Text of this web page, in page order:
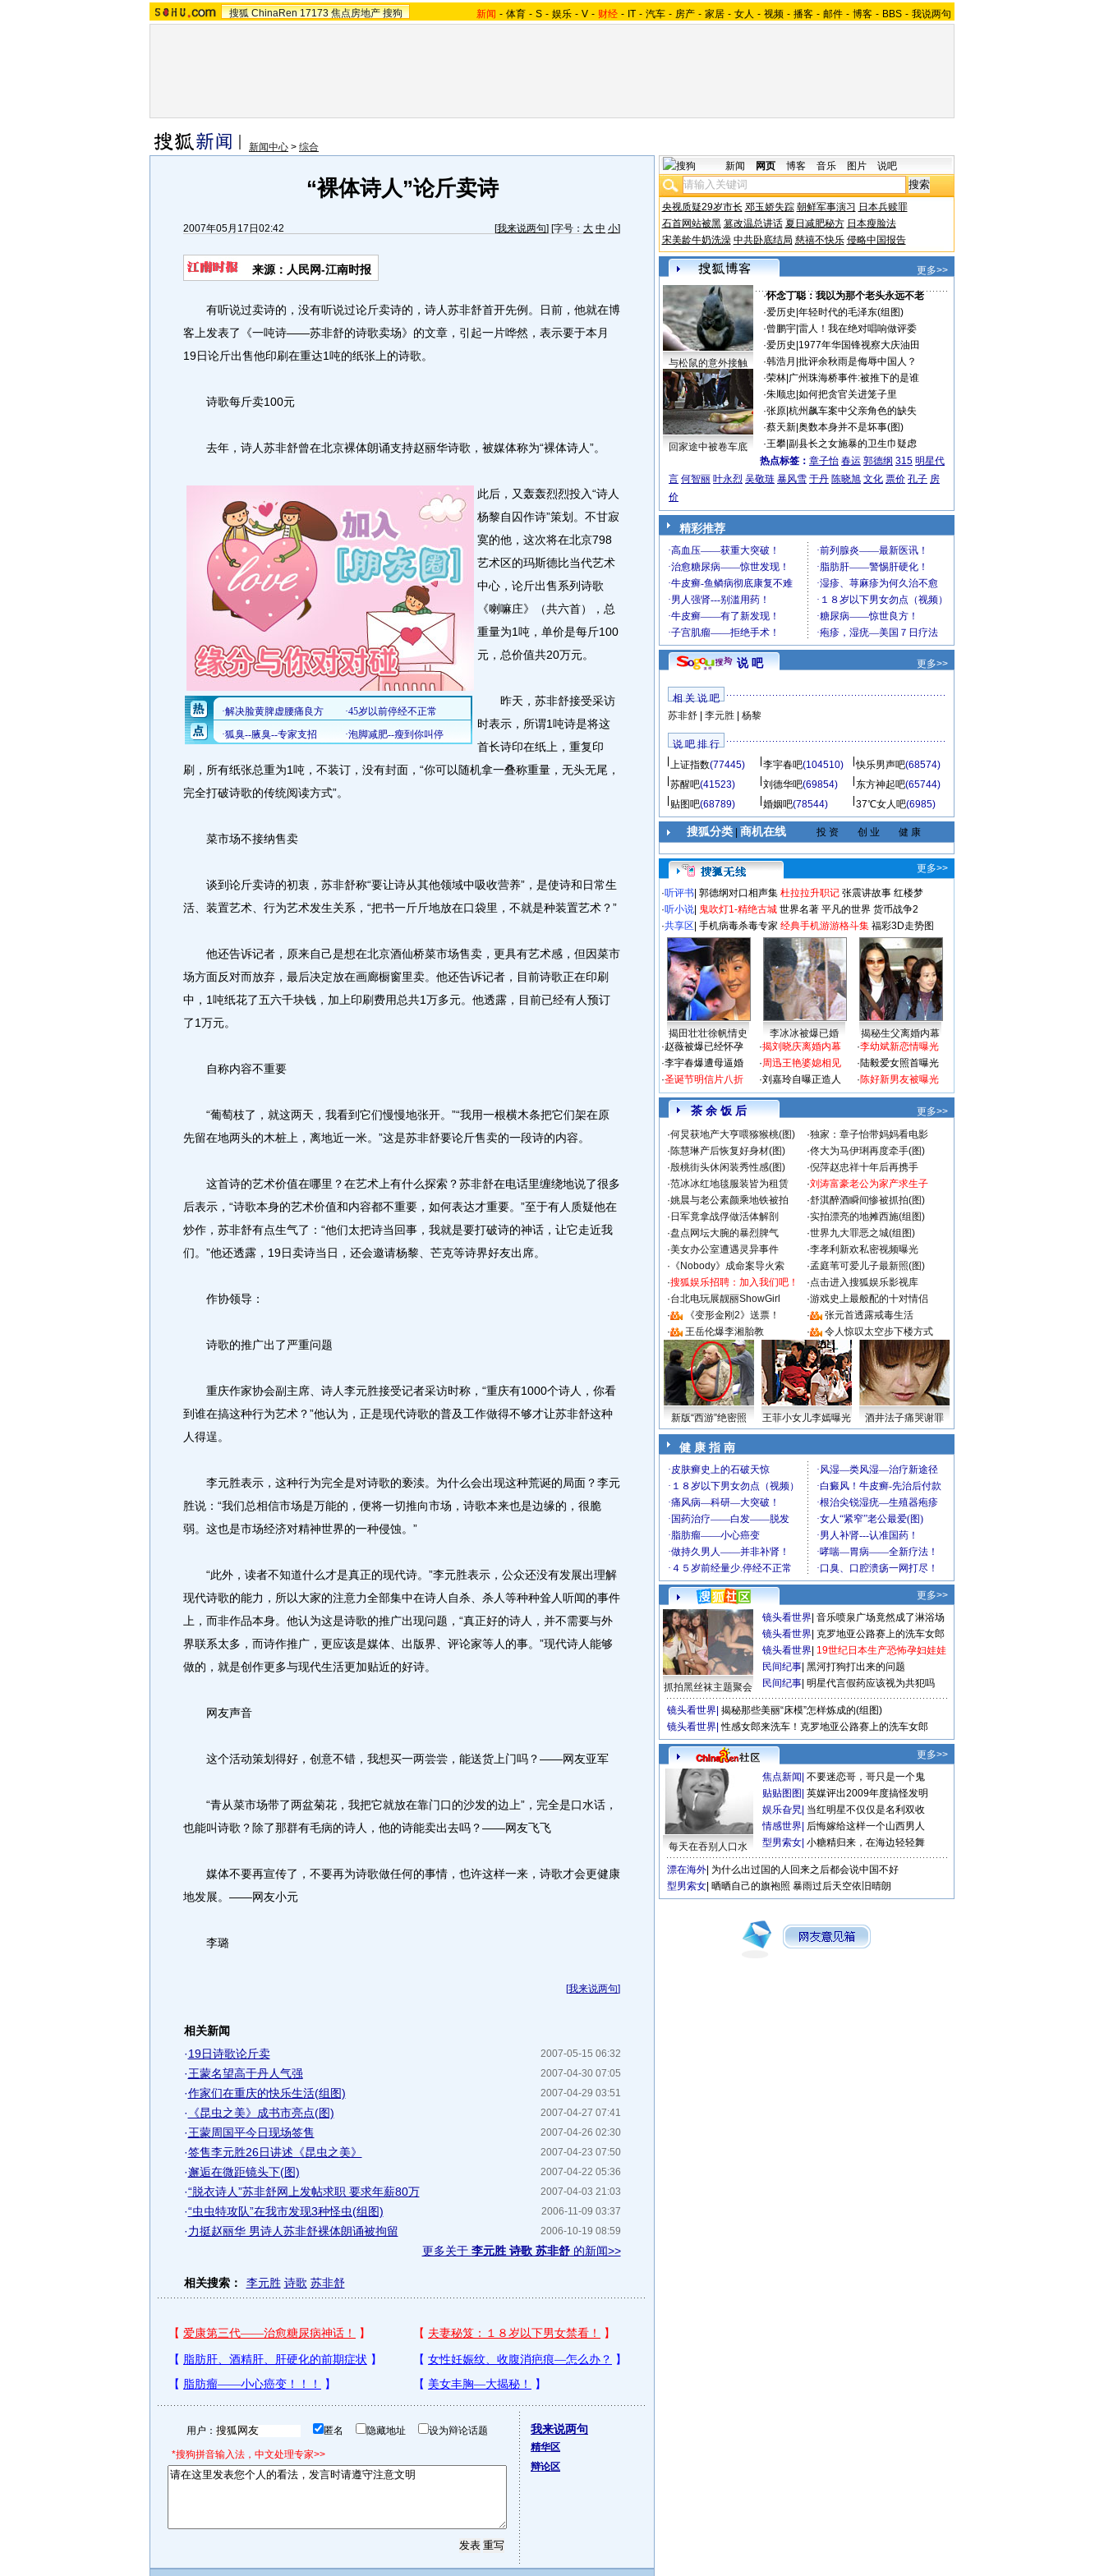
搜狐 ChinaRen 17173 焦点房地产 搜狗 新闻 - 体育 - S - 娱乐 - V - 财经 - IT - 汽车 - 房产 - 家居 - 女人 - 视频 - 播客 - 邮件 - 博客 - BBS - 我说两句
新闻中心 > 综合
“裸体诗人”论斤卖诗
2007年05月17日02:42 [我来说两句] [字号： 大 中 小]
来源：人民网-江南时报
有听说过卖诗的，没有听说过论斤卖诗的，诗人苏非舒首开先例。日前，他就在博
客上发表了《一吨诗——苏非舒的诗歌卖场》的文章，引起一片哗然，表示要于本月
19日论斤出售他印刷在重达1吨的纸张上的诗歌。
诗歌每斤卖100元
去年，诗人苏非舒曾在北京裸体朗诵支持赵丽华诗歌，被媒体称为“裸体诗人”。
此后，又轰轰烈烈投入“诗人
杨黎自囚作诗”策划。不甘寂
寞的他，这次将在北京798
艺术区的玛斯德比当代艺术
中心，论斤出售系列诗歌
《喇嘛庄》（共六首），总
重量为1吨，单价是每斤100
元，总价值共20万元。
昨天，苏非舒接受采访
时表示，所谓1吨诗是将这
首长诗印在纸上，重复印
刷，所有纸张总重为1吨，不装订，没有封面，“你可以随机拿一叠称重量，无头无尾，
完全打破诗歌的传统阅读方式”。
菜市场不接纳售卖
谈到论斤卖诗的初衷，苏非舒称“要让诗从其他领域中吸收营养”，是使诗和日常生
活、装置艺术、行为艺术发生关系，“把书一斤斤地放在口袋里，不就是种装置艺术？”
他还告诉记者，原来自己是想在北京酒仙桥菜市场售卖，更具有艺术感，但因菜市
场方面反对而放弃，最后决定放在画廊橱窗里卖。他还告诉记者，目前诗歌正在印刷
中，1吨纸花了五六千块钱，加上印刷费用总共1万多元。他透露，目前已经有人预订
了1万元。
自称内容不重要
“葡萄枝了，就这两天，我看到它们慢慢地张开。”“我用一根横木条把它们架在原
先留在地两头的木桩上，离地近一米。”这是苏非舒要论斤售卖的一段诗的内容。
这首诗的艺术价值在哪里？在艺术上有什么探索？苏非舒在电话里缠绕地说了很多
后表示，“诗歌本身的艺术价值和内容都不重要，如何表达才重要。”至于有人质疑他在
炒作，苏非舒有点生气了：“他们太把诗当回事，我就是要打破诗的神话，让它走近我
们。”他还透露，19日卖诗当日，还会邀请杨黎、芒克等诗界好友出席。
作协领导：
诗歌的推广出了严重问题
重庆作家协会副主席、诗人李元胜接受记者采访时称，“重庆有1000个诗人，你看
到谁在搞这种行为艺术？”他认为，正是现代诗歌的普及工作做得不够才让苏非舒这种
人得逞。
李元胜表示，这种行为完全是对诗歌的亵渎。为什么会出现这种荒诞的局面？李元
胜说：“我们总相信市场是万能的，便将一切推向市场，诗歌本来也是边缘的，很脆
弱。这也是市场经济对精神世界的一种侵蚀。”
“此外，读者不知道什么才是真正的现代诗。”李元胜表示，公众还没有发展出理解
现代诗歌的能力，所以大家的注意力全部集中在诗人自杀、杀人等种种耸人听闻的事件
上，而非作品本身。他认为这是诗歌的推广出现问题，“真正好的诗人，并不需要与外
界联系太多，而诗作推广，更应该是媒体、出版界、评论家等人的事。”现代诗人能够
做的，就是创作更多与现代生活更加贴近的好诗。
网友声音
这个活动策划得好，创意不错，我想买一两尝尝，能送货上门吗？——网友亚军
“青从菜市场带了两盆菊花，我把它就放在靠门口的沙发的边上”，完全是口水话，
也能叫诗歌？除了那群有毛病的诗人，他的诗能卖出去吗？——网友飞飞
媒体不要再宣传了，不要再为诗歌做任何的事情，也许这样一来，诗歌才会更健康
地发展。——网友小元
李璐
[我来说两句]
相关新闻
2007-05-15 06:32
·19日诗歌论斤卖
2007-04-30 07:05
·王蒙名望高于丹人气强
2007-04-29 03:51
·作家们在重庆的快乐生活(组图)
2007-04-27 07:41
· 《昆虫之美》成书市亮点(图)
2007-04-26 02:30
·王蒙周国平今日现场签售
2007-04-23 07:50
·签售李元胜26日讲述《昆虫之美》
2007-04-22 05:36
·邂逅在微距镜头下(图)
2007-04-03 21:03
·“脱衣诗人”苏非舒网上发帖求职 要求年薪80万
2006-11-09 03:37
·“虫虫特攻队”在我市发现3种怪虫(组图)
2006-10-19 08:59
·力挺赵丽华 男诗人苏非舒裸体朗诵被拘留
更多关于 李元胜 诗歌 苏非舒的新闻>>
相关搜索： 李元胜 诗歌 苏非舒
用户： 匿名 隐藏地址 设为辩论话题
*搜狗拼音输入法，中文处理专家>>
我来说两句
精华区
辩论区
新闻 网页 博客 音乐 图片 说吧
央视质疑29岁市长 邓玉娇失踪 朝鲜军事演习 日本兵赎罪
石首网站被黑 篡改温总讲话 夏日减肥秘方 日本瘦脸法
宋美龄牛奶洗澡 中共卧底结局 慈禧不快乐 侵略中国报告
更多>>
与松鼠的意外接触
回家途中被卷车底
·怀念丁聪：我以为那个老头永远不老
·爱历史 年轻时代的毛泽东(组图)
·曾鹏宇| 雷人！我在绝对唱响做评委
·爱历史 1977年华国锋视察大庆油田
·韩浩月 批评余秋雨是侮辱中国人？
·荣林| 广州珠海桥事件:被推下的是谁
·朱顺忠 如何把贪官关进笼子里
·张原| 杭州飙车案中父亲角色的缺失
·蔡天新| 奥数本身并不是坏事(图)
·王攀| 副县长之女施暴的卫生巾疑虑
热点标签： 章子怡 春运 郭德纲 315 明星代
言 何智丽 叶永烈 吴敬琏 暴风雪 于丹 陈晓旭 文化 票价 孔子 房
价
精彩推荐
说 吧 更多>>
相 关 说 吧
苏非舒| 李元胜| 杨黎
说 吧 排 行
上证指数(77445) 李宇春吧(104510) 快乐男声吧(68574)
苏醒吧(41523) 刘德华吧(69854) 东方神起吧(65744)
贴图吧(68789) 婚姻吧(78544) 37℃女人吧(6985)
搜狐分类| 商机在线 投 资 创 业 健 康
更多>>
·听评书 郭德纲对口相声集 杜拉拉升职记 张震讲故事 红楼梦
·听小说 鬼吹灯1-精绝古城 世界名著 平凡的世界 货币战争2
·共享区 手机病毒杀毒专家 经典手机游游格斗集 福彩3D走势图
揭田壮壮徐帆情史 李冰冰被爆已婚
揭秘生父离婚内幕
·赵薇被爆已经怀孕
·李宇春爆遭母逼婚
·圣诞节明信片八折
·揭刘晓庆离婚内幕
·周迅王艳婆媳相见
·刘嘉玲自曝正造人
·李幼斌新恋情曝光
·陆毅爱女照首曝光
·陈好新男友被曝光
茶 余 饭 后
更多>>
·何炅获地产大亨喂猕猴桃(图) ·独家：章子怡带妈妈看电影
·陈慧琳产后恢复好身材(图) ·佟大为马伊琍再度牵手(图)
·殷桃街头休闲装秀性感(图) ·倪萍赵忠祥十年后再携手
·范冰冰红地毯服装皆为租赁 ·刘涛富豪老公为家产求生子
·姚晨与老公素颜乘地铁被拍 ·舒淇醉酒瞬间惨被抓拍(图)
· 日军竟拿战俘做活体解剖 ·实拍漂亮的地摊西施(组图)
·盘点网坛大腕的暴烈脾气 ·世界九大罪恶之城(组图)
·美女办公室遭遇灵异事件 ·李孝利新欢私密视频曝光
· 《Nobody》成命案导火索 ·孟庭苇可爱儿子最新照(图)
·搜狐娱乐招聘：加入我们吧！ ·点击进入搜狐娱乐影视库
·台北电玩展靓丽ShowGirl ·游戏史上最般配的十对情侣
·
《变形金刚2》送票！ ·
张元首透露戒毒生活
·
王岳伦爆李湘胎教 · 令人惊叹太空步下楼方式
新版“西游”绝密照 王菲小女儿李嫣曝光 酒井法子痛哭谢罪
健 康 指 南
更多>>
抓拍黑丝袜主题聚会
镜头看世界 音乐喷泉广场竟然成了淋浴场
镜头看世界 克罗地亚公路赛上的洗车女郎
镜头看世界 19世纪日本生产恐怖孕妇娃娃
民间纪事 黑河打狗打出来的问题
民间纪事 明星代言假药应该视为共犯吗
镜头看世界 揭秘那些美丽“床模”怎样炼成的(组图)
镜头看世界 性感女郎来洗车！克罗地亚公路赛上的洗车女郎
更多>>
每天在吞别人口水
焦点新闻 不要迷恋哥，哥只是一个鬼
贴贴图图 英媒评出2009年度搞怪发明
娱乐旮旯 当红明星不仅仅是名利双收
情感世界 后悔嫁给这样一个山西男人
型男索女 小糖精归来，在海边轻轻舞
漂在海外 为什么出过国的人回来之后都会说中国不好
型男索女 晒晒自己的旗袍照 暴雨过后天空依旧晴朗